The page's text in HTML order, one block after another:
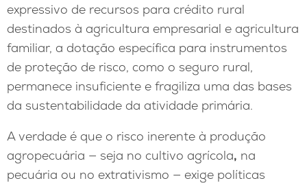
expressivo de recursos para crédito rural
destinados à agricultura empresarial e agricultura
familiar, a dotação específica para instrumentos
de proteção de risco, como o seguro rural,
permanece insuficiente e fragiliza uma das bases
da sustentabilidade da atividade primária.
A verdade é que o risco inerente à produção
agropecuária — seja no cultivo agrícola, na
pecuária ou no extrativismo — exige políticas